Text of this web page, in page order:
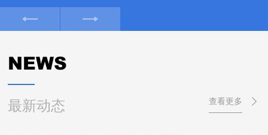
NEWS
最新动态 查看更多